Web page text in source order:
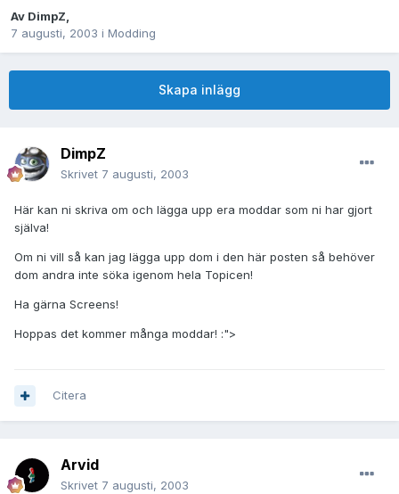
Av DimpZ,
7 augusti, 2003 i Modding
Skapa inlägg
DimpZ
Skrivet 7 augusti, 2003
Här kan ni skriva om och lägga upp era moddar som ni har gjort
själva!
Om ni vill så kan jag lägga upp dom i den här posten så behöver
dom andra inte söka igenom hela Topicen!
Ha gärna Screens!
Hoppas det kommer många moddar! :">
Citera
Arvid
Skrivet 7 augusti, 2003